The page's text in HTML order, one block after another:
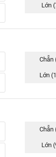
Lớn
Chẵn
Lớn
Chẵn
Lớn